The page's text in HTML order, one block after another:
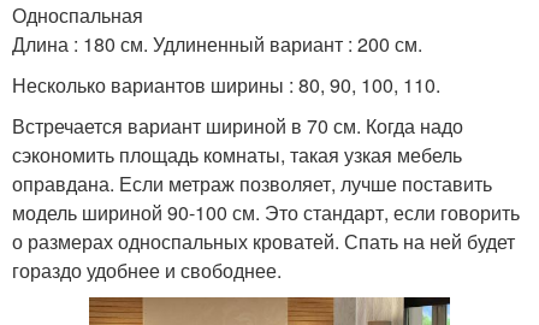
Односпальная
Длина : 180 см. Удлиненный вариант : 200 см.
Несколько вариантов ширины : 80, 90, 100, 110.
Встречается вариант шириной в 70 см. Когда надо
сэкономить площадь комнаты, такая узкая мебель
оправдана. Если метраж позволяет, лучше поставить
модель шириной 90-100 см. Это стандарт, если говорить
о размерах односпальных кроватей. Спать на ней будет
гораздо удобнее и свободнее.